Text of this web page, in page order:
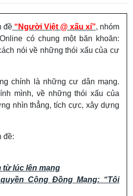
đề “Người Việt @ xấu xí”, nhóm
có chung một băn khoăn:
nói về những thói xấu của cư
chính là những cư dân mạng.
mình, về những thói xấu của
nhìn thẳng, tích cực, xây dựng
đề:
từ lúc lên mạng
Cộng Đồng Mạng: “Tôi